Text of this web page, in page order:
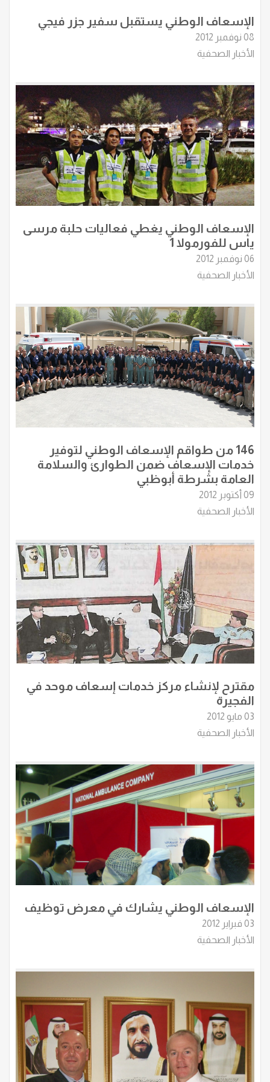
الإسعاف الوطني يستقبل سفير جزر فيجي
08 نوفمبر 2012
الأخبار الصحفية
الإسعاف الوطني يغطي فعاليات حلبة مرسى
ياس للفورمولا 1
06 نوفمبر 2012
الأخبار الصحفية
146 من طواقم الإسعاف الوطني لتوفير
خدمات الإسعاف ضمن الطوارئ والسلامة
العامة بشرطة أبوظبي
09 أكتوبر 2012
الأخبار الصحفية
مقترح لإنشاء مركز خدمات إسعاف موحد في
الفجيرة
03 مايو 2012
الأخبار الصحفية
الإسعاف الوطني يشارك في معرض توظيف
03 فبراير 2012
الأخبار الصحفية